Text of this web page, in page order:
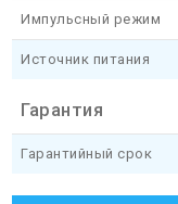
Импульсный режим
Источник питания
Гарантия
Гарантийный срок